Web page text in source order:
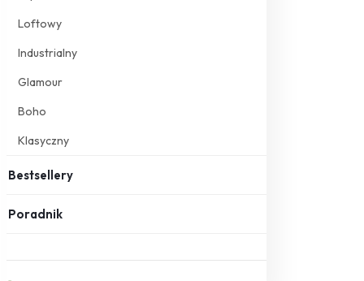
Loftowy
Industrialny
Glamour
Boho
Klasyczny
Bestsellery
Poradnik